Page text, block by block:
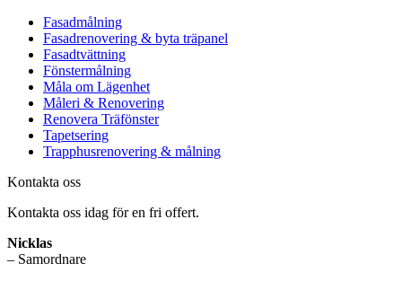
Fasadmålning
Fasadrenovering & byta träpanel
Fasadtvättning
Fönstermålning
Måla om Lägenhet
Måleri & Renovering
Renovera Träfönster
Tapetsering
Trapphusrenovering & målning
Kontakta oss
Kontakta oss idag för en fri offert.
Nicklas
– Samordnare